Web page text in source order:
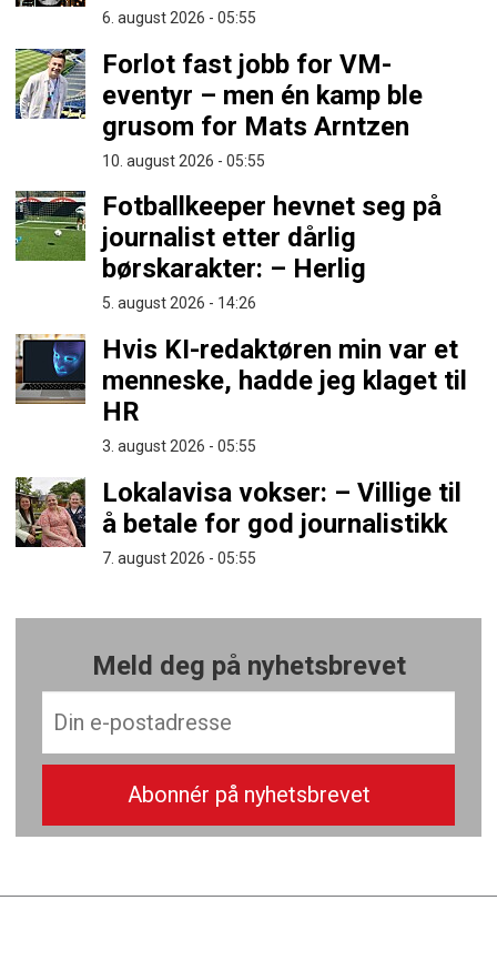
6. august 2026 - 05:55
Forlot fast jobb for VM-
eventyr – men én kamp ble
grusom for Mats Arntzen
10. august 2026 - 05:55
Fotballkeeper hevnet seg på
journalist etter dårlig
børskarakter: – Herlig
5. august 2026 - 14:26
Hvis KI-redaktøren min var et
menneske, hadde jeg klaget til
HR
3. august 2026 - 05:55
Lokalavisa vokser: – Villige til
å betale for god journalistikk
7. august 2026 - 05:55
Meld deg på nyhetsbrevet